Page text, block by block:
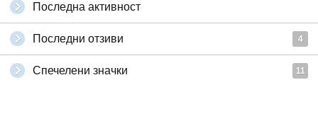
Последна активност
Последни отзиви 4
Спечелени значки 11